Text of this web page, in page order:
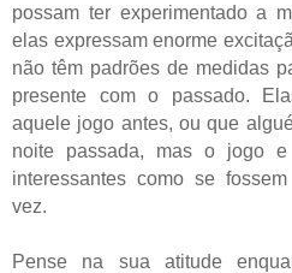
possam ter experimentado a
elas expressam enorme
não têm padrões de medidas
presente com o passado.
aquele jogo antes, ou que
noite passada, mas o jogo
interessantes como se
vez.
Pense na sua atitude